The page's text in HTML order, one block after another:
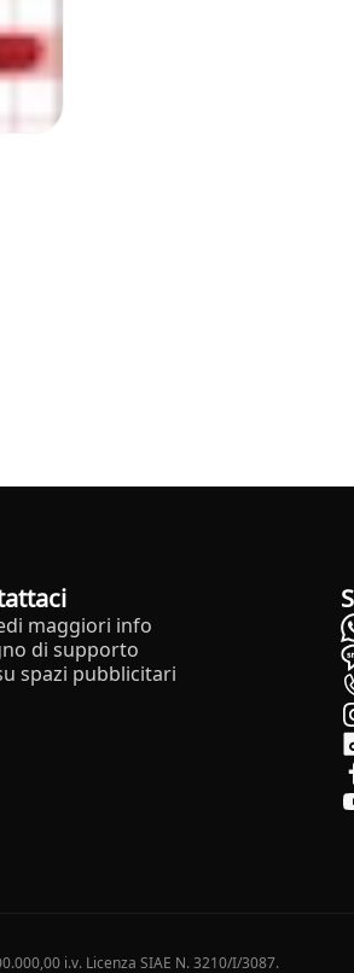
maggiori info
di supporto
spazi pubblicitari
i.v. Licenza SIAE N. 3210/I/3087.